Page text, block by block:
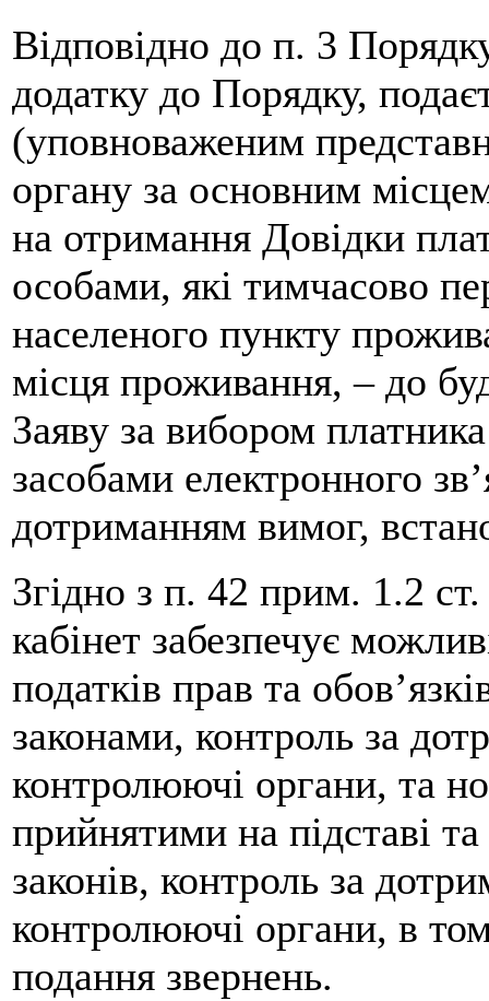
Відповідно до п. 3
додатку до Порядку,
(уповноваженим
органу за основним
на отримання Довідки
особами, які тимчасово
населеного пункту
місця проживання, – до
Заяву за вибором
засобами електронного
дотриманням вимог,
Згідно з п. 42 прим. 1.2
кабінет забезпечує
податків прав та
законами, контроль за
контролюючі органи, та
прийнятими на підставі
законів, контроль за
контролюючі органи, в
подання звернень.